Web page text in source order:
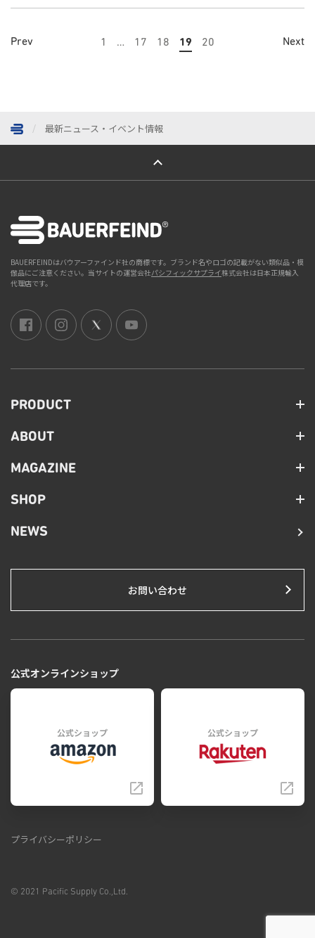
Prev 1 … 17 18 19 20 Next
最新ニュース・イベント情報
ページトップへ
BAUERFEINDはバウアーファインド社の商標です。ブランド名やロゴの記載がない類似品・模
倣品にご注意ください。当サイトの運営会社パシフィックサプライ株式会社は日本正規輸入
代理店です。
PRODUCT
ABOUT
MAGAZINE
SHOP
NEWS
お問い合わせ
公式オンラインショップ
公式ショップ 公式ショップ
プライバシーポリシー
© 2021 Pacific Supply Co.,Ltd.